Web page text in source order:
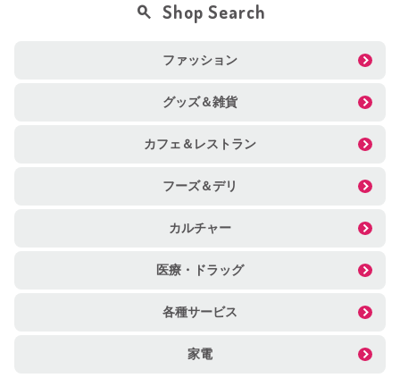
Shop Search
ファッション
グッズ＆雑貨
カフェ＆レストラン
フーズ＆デリ
カルチャー
医療・ドラッグ
各種サービス
家電